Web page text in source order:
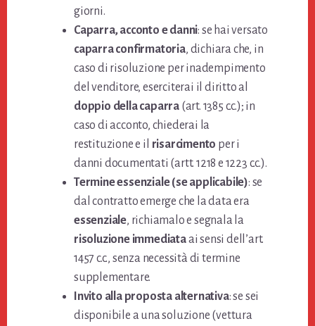
giorni.
Caparra, acconto e danni: se hai versato
caparra confirmatoria, dichiara che, in
caso di risoluzione per inadempimento
del venditore, eserciterai il diritto al
doppio della caparra (art. 1385 c.c.); in
caso di acconto, chiederai la
restituzione e il risarcimento per i
danni documentati (artt. 1218 e 1223 c.c.).
Termine essenziale (se applicabile): se
dal contratto emerge che la data era
essenziale, richiamalo e segnala la
risoluzione immediataai sensi dell’art.
1457 c.c., senza necessità di termine
supplementare.
Invito alla proposta alternativa: se sei
disponibile a una soluzione (vettura